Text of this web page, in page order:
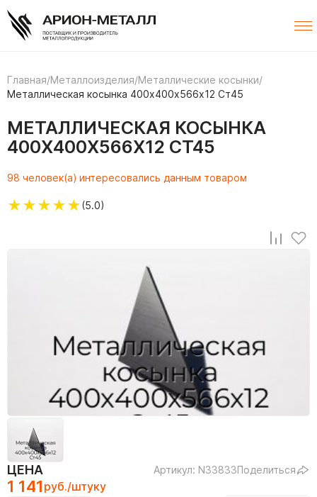
Главная/Металлоизделия/Металлические косынки/
Металлическая косынка 400х400х566х12 Ст45
МЕТАЛЛИЧЕСКАЯ КОСЫНКА
400Х400Х566Х12 СТ45
98 человек(а) интересовались данным товаром
★★★★★(5.0)
ЦЕНА Артикул: N33833Поделиться
1 141 руб./штуку